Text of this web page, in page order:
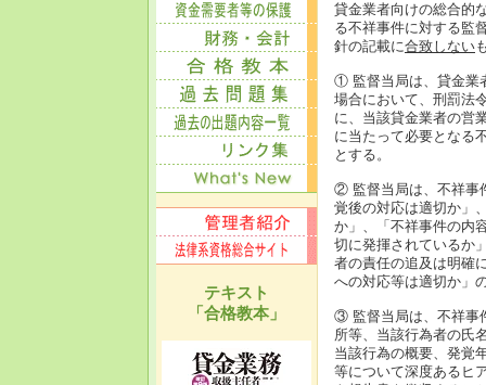
テキスト
「合格教本」
貸金業者向けの総合的
る不祥事件に対する監
針の記載に合致しない
① 監督当局は、貸金業
場合において、刑罰法
に、当該貸金業者の営
に当たって必要となる
とする。
② 監督当局は、不祥事
覚後の対応は適切か」
か」、「不祥事件の内
切に発揮されているか
者の責任の追及は明確
への対応等は適切か」
③ 監督当局は、不祥事
所等、当該行為者の氏
当該行為の概要、発覚
等について深度あるヒ